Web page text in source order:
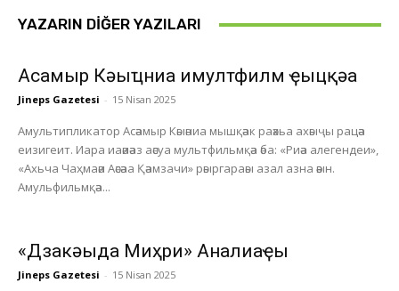
YAZARIN DIĞER YAZILARI
Асҭамыр Кәыҵниа имултфилм ҿыцқәа
Jineps Gazetesi - 15 Nisan 2025
Амультипликатор Асәамыр Кәыәниа мышқәак раәхьа ахәыҷы рацәа
еизигеит. Иара иаәиәаз аәсуа мультфильмқәа әба: «Риәа алегендеи»,
«Ахьча Чаҳмаәи Аәсәаа Қәамзачи» рәыргараәы азал азна әәын.
Амульфильмқәа...
«Дзакәыда Миҳри» Анҭалиаҿы
Jineps Gazetesi - 15 Nisan 2025